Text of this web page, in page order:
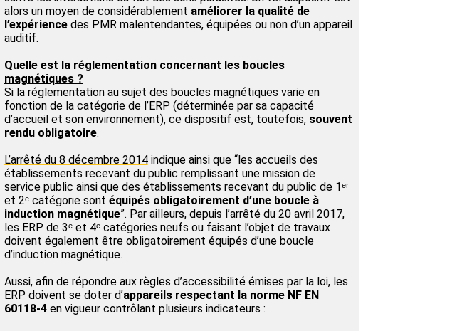
alors un moyen de considérablement améliorer la qualité de
l’expériencedes PMR malentendantes, équipées ou non d’un appareil
auditif.
Quelle est la réglementation concernant les boucles
magnétiques ?
Si la réglementation au sujet des boucles magnétiques varie en
fonction de la catégorie de l’ERP (déterminée par sa capacité
d’accueil et son environnement), ce dispositif est, toutefois, souvent
rendu obligatoire.
L’arrêté du 8 décembre 2014indique ainsi que “les accueils des
établissements recevant du public remplissant une mission de
service public ainsi que des établissements recevant du public de 1ᵉʳ
et 2ᵉ catégorie sont équipés obligatoirement d’une boucle à
induction magnétique”. Par ailleurs, depuis l’arrêté du 20 avril 2017,
les ERP de 3ᵉ et 4ᵉ catégories neufs ou faisant l’objet de travaux
doivent également être obligatoirement équipés d’une boucle
d’induction magnétique.
Aussi, afin de répondre aux règles d’accessibilité émises par la loi, les
ERP doivent se doter d’appareils respectant la norme NF EN
60118-4en vigueur contrôlant plusieurs indicateurs :